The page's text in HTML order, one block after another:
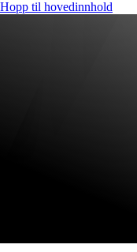
Hopp til hovedinnhold